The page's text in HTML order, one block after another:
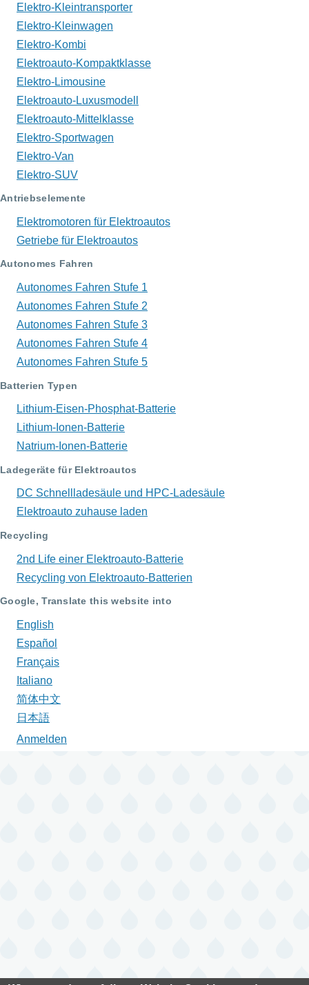
Elektro-Kleintransporter
Elektro-Kleinwagen
Elektro-Kombi
Elektroauto-Kompaktklasse
Elektro-Limousine
Elektroauto-Luxusmodell
Elektroauto-Mittelklasse
Elektro-Sportwagen
Elektro-Van
Elektro-SUV
Antriebselemente
Elektromotoren für Elektroautos
Getriebe für Elektroautos
Autonomes Fahren
Autonomes Fahren Stufe 1
Autonomes Fahren Stufe 2
Autonomes Fahren Stufe 3
Autonomes Fahren Stufe 4
Autonomes Fahren Stufe 5
Batterien Typen
Lithium-Eisen-Phosphat-Batterie
Lithium-Ionen-Batterie
Natrium-Ionen-Batterie
Ladegeräte für Elektroautos
DC Schnellladesäule und HPC-Ladesäule
Elektroauto zuhause laden
Recycling
2nd Life einer Elektroauto-Batterie
Recycling von Elektroauto-Batterien
Google, Translate this website into
English
Español
Français
Italiano
简体中文
日本語
Benutzermenü
Anmelden